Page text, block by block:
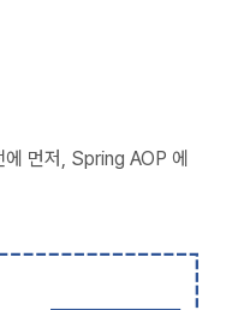
먼저, Spring AOP 에